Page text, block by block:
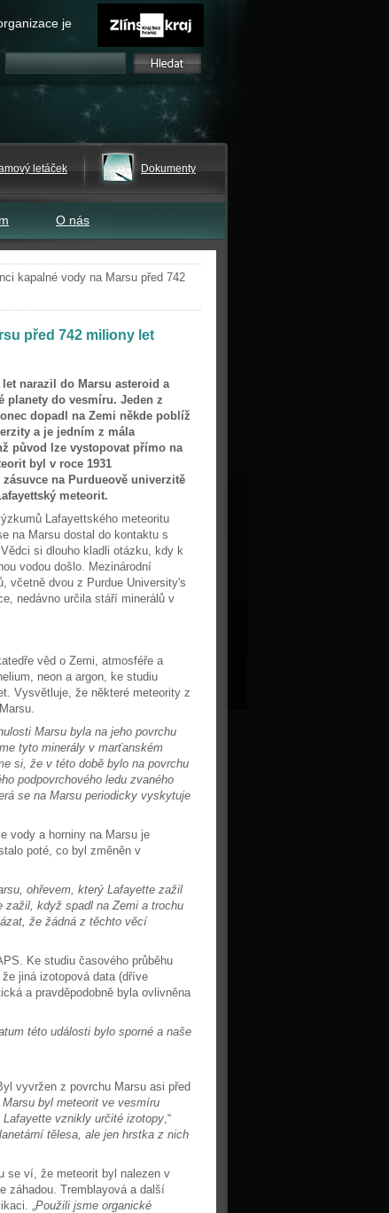
je
letáček Dokumenty
O nás
kapalné vody na Marsu před 742
před 742 miliony let
narazil do Marsu asteroid a
planety do vesmíru. Jeden z
dopadl na Zemi někde poblíž
a je jedním z mála
původ lze vystopovat přímo na
byl v roce 1931
na Purdueově univerzitě
meteorit.
Lafayettského meteoritu
na Marsu dostal do kontaktu s
si dlouho kladli otázku, kdy k
vodou došlo. Mezinárodní
včetně dvou z Purdue University's
nedávno určila stáří minerálů v
věd o Zemi, atmosféře a
neon a argon, ke studiu
Vysvětluje, že některé meteority z
Marsu byla na jeho povrchu
tyto minerály v marťanském
si, že v této době bylo na povrchu
podpovrchového ledu zvaného
se na Marsu periodicky vyskytuje
vody a horniny na Marsu je
poté, co byl změněn v
ohřevem, který Lafayette zažil
zažil, když spadl na Zemi a trochu
že žádná z těchto věcí
Ke studiu časového průběhu
jiná izotopová data (dříve
a pravděpodobně byla ovlivněna
této události bylo sporné a naše
vyvržen z povrchu Marsu asi před
byl meteorit ve vesmíru
vznikly určité izotopy,“
tělesa, ale jen hrstka z nich
se ví, že meteorit byl nalezen v
záhadou. Tremblayová a další
„Použili jsme organické